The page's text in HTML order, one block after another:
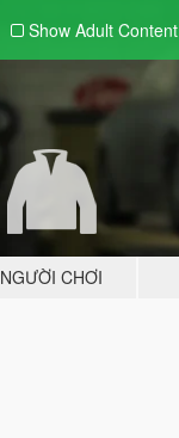
Show Adult Content
NGƯỜI CHƠI